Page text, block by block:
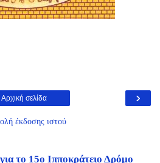
›
Αρχική σελίδα
έκδοσης ιστού
το 15ο Ιπποκράτειο Δρόμο